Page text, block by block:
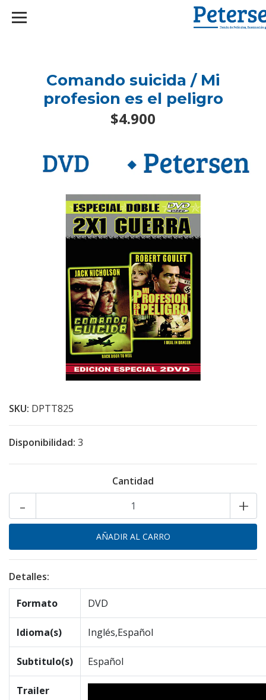
Comando suicida / Mi
profesion es el peligro
$4.900
SKU: DPTT825
Disponibilidad: 3
Cantidad
+
-
Detalles:
Formato DVD
Idioma(s) Inglés,Español
Subtitulo(s) Español
Trailer